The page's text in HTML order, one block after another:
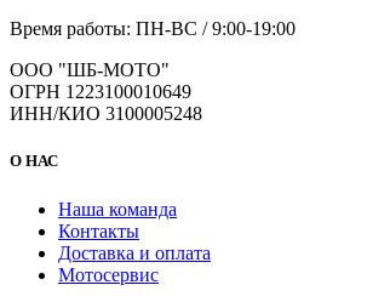
Время работы: ПН-ВС / 9:00-19:00
ООО "ШБ-МОТО"
ОГРН 1223100010649
ИНН/КИО 3100005248
О НАС
Наша команда
Контакты
Доставка и оплата
Мотосервис